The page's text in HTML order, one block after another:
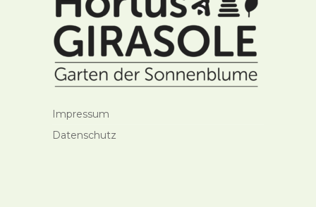
Impressum
Datenschutz